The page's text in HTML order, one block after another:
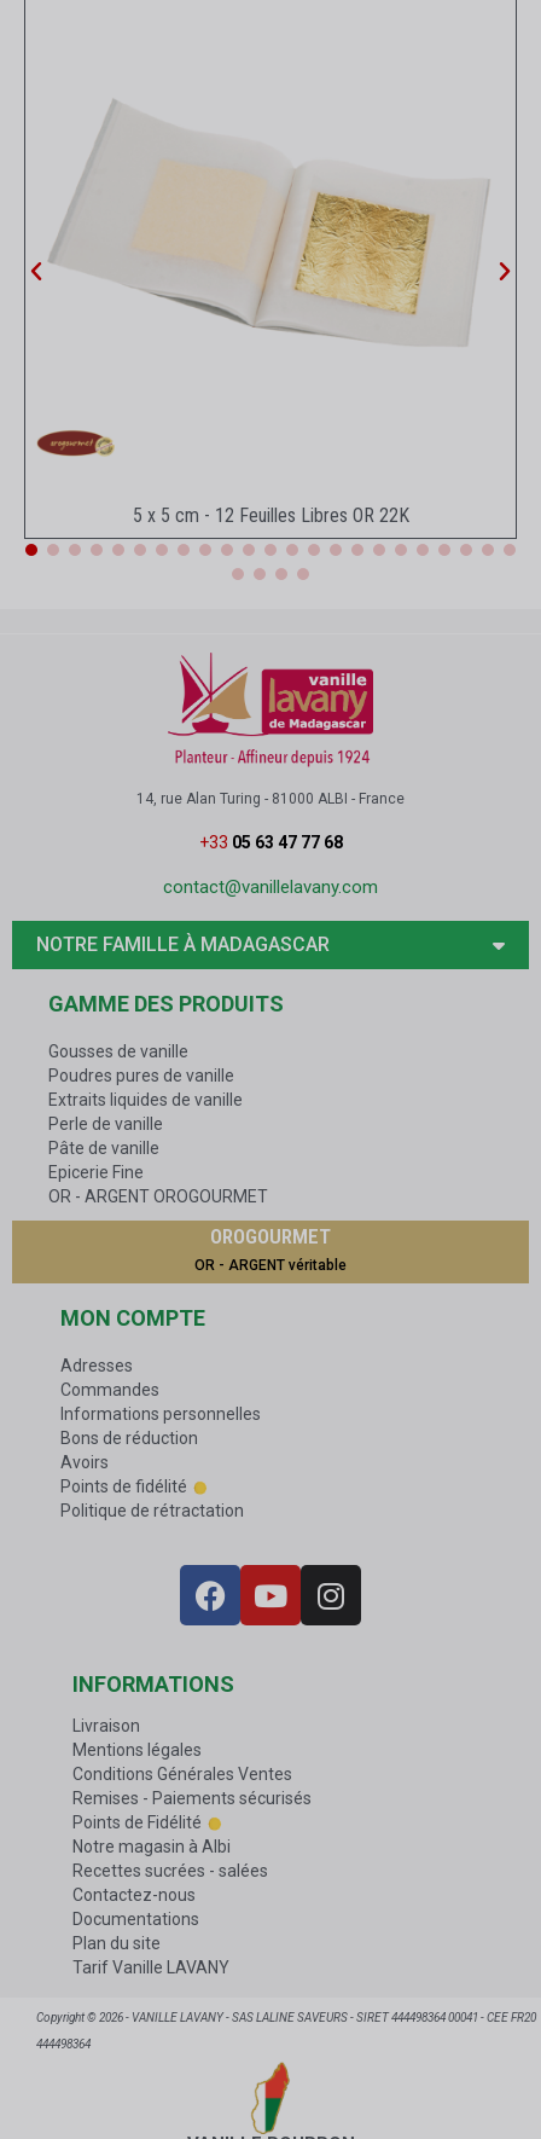
Aperçu rapide
5 x 5 cm - 12 Feuilles Libres OR 22K
14, rue Alan Turing - 81000 ALBI - France
+33 05 63 47 77 68
contact@vanillelavany.com
NOTRE FAMILLE À MADAGASCAR
GAMME DES PRODUITS
Gousses de vanille
Poudres pures de vanille
Extraits liquides de vanille
Perle de vanille
Pâte de vanille
Epicerie Fine
OR - ARGENT OROGOURMET
OROGOURMET
OR - ARGENT véritable
MON COMPTE
Adresses
Commandes
Informations personnelles
Bons de réduction
Avoirs
Points de fidélité
Politique de rétractation
INFORMATIONS
Livraison
Mentions légales
Conditions Générales Ventes
Remises - Paiements sécurisés
Points de Fidélité
Notre magasin à Albi
Recettes sucrées - salées
Contactez-nous
Documentations
Plan du site
Tarif Vanille LAVANY
Copyright © 2026 - VANILLE LAVANY - SAS LALINE SAVEURS - SIRET 444498364 00041 - CEE FR20
444498364